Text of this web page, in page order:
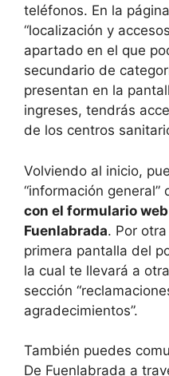
teléfonos. En la
“localización y
apartado en el que
secundario de
presentan en la
ingreses, tendrás
de los centros
Volviendo al inicio,
“información general”
con el formulario
Fuenlabrada. Por
primera pantalla del
la cual te llevará a
sección
agradecimientos”.
También puedes
De Fuenlabrada a